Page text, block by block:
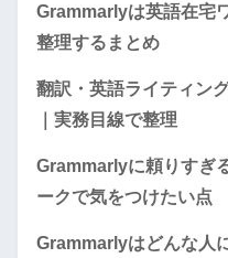
Grammarlyは英語在宅
整理するまとめ
翻訳・英語ライティン
｜実務目線で整理
Grammarlyに頼りすぎ
ークで気をつけたい点
Grammarlyはどんな人